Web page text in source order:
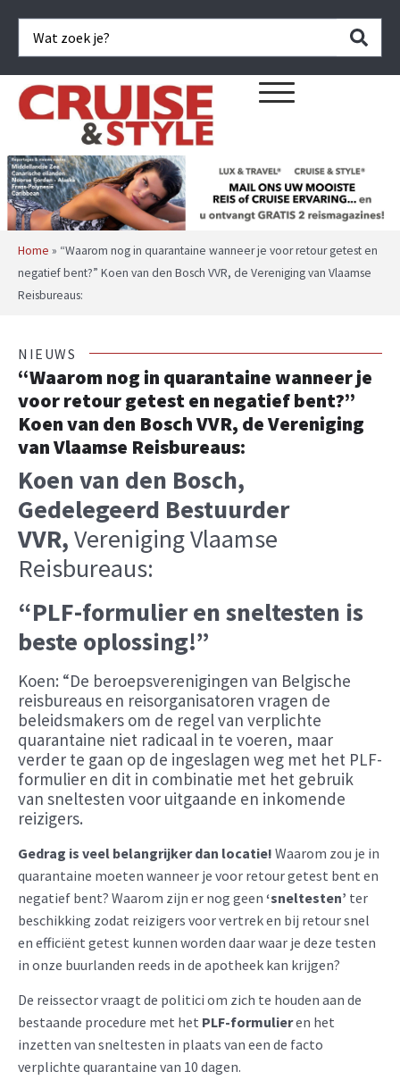
Home » “Waarom nog in quarantaine wanneer je voor retour getest en
negatief bent?” Koen van den Bosch VVR, de Vereniging van Vlaamse
Reisbureaus:
NIEUWS
“Waarom nog in quarantaine wanneer je
voor retour getest en negatief bent?”
Koen van den Bosch VVR, de Vereniging
van Vlaamse Reisbureaus:
Koen van den Bosch,
Gedelegeerd Bestuurder
VVR,Vereniging Vlaamse
Reisbureaus:
“PLF-formulier en sneltesten is
beste oplossing!”
Koen: “De beroepsverenigingen van Belgische
reisbureaus en reisorganisatoren vragen de
beleidsmakers om de regel van verplichte
quarantaine niet radicaal in te voeren, maar
verder te gaan op de ingeslagen weg met het PLF-
formulier en dit in combinatie met het gebruik
van sneltesten voor uitgaande en inkomende
reizigers.
Gedrag is veel belangrijker dan locatie! Waarom zou je in
quarantaine moeten wanneer je voor retour getest bent en
negatief bent? Waarom zijn er nog geen ‘sneltesten’ ter
beschikking zodat reizigers voor vertrek en bij retour snel
en efficiënt getest kunnen worden daar waar je deze testen
in onze buurlanden reeds in de apotheek kan krijgen?
De reissector vraagt de politici om zich te houden aan de
bestaande procedure met het PLF-formulieren het
inzetten van sneltesten in plaats van een de facto
verplichte quarantaine van 10 dagen.